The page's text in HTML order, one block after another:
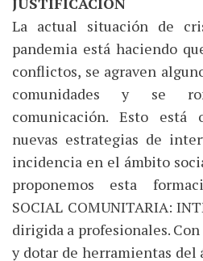
La actual situación de
pandemia está haciendo
conflictos, se agraven
comunidades y se
comunicación. Esto está
nuevas estrategias de
incidencia en el ámbito
proponemos esta
SOCIAL COMUNITARIA:
dirigida a profesionales.
y dotar de herramientas